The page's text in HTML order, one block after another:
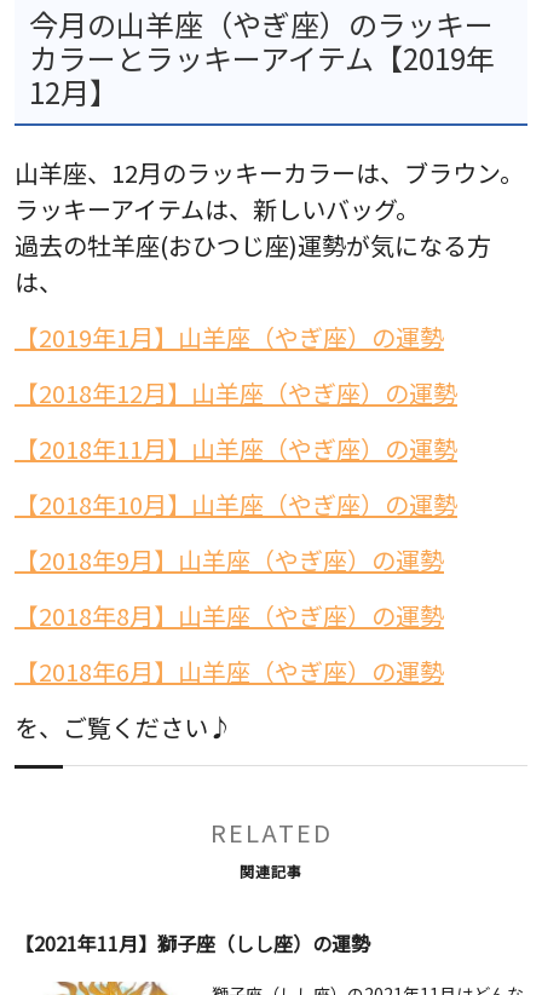
今月の山羊座（やぎ座）のラッキー
カラーとラッキーアイテム【2019年
12月】
山羊座、12月のラッキーカラーは、ブラウン。
ラッキーアイテムは、新しいバッグ。
過去の牡羊座(おひつじ座)運勢が気になる方
は、
【2019年1月】山羊座（やぎ座）の運勢
【2018年12月】山羊座（やぎ座）の運勢
【2018年11月】山羊座（やぎ座）の運勢
【2018年10月】山羊座（やぎ座）の運勢
【2018年9月】山羊座（やぎ座）の運勢
【2018年8月】山羊座（やぎ座）の運勢
【2018年6月】山羊座（やぎ座）の運勢
を、ご覧ください♪
RELATED
関連記事
【2021年11月】獅子座（しし座）の運勢